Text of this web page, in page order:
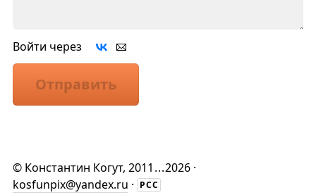
Войти через
Отправить
© Константин Когут, 2011 ...2026 ·
kosfunpix@yandex.ru · РСС